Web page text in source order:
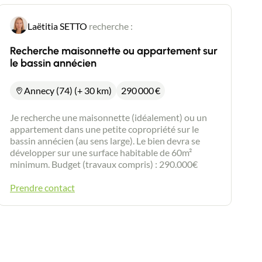
Laëtitia SETTO recherche :
Recherche maisonnette ou appartement sur
le bassin annécien
Annecy (74) (+ 30 km) 290 000€
Je recherche une maisonnette (idéalement) ou un
appartement dans une petite copropriété sur le
bassin annécien (au sens large). Le bien devra se
développer sur une surface habitable de 60m²
minimum. Budget (travaux compris) : 290.000€
Prendre contact